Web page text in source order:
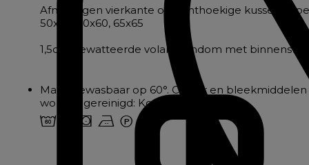
Afmetingen vierkante of rechthoekige
50x70, 60x60, 65x65
1,5cm gewatteerde volant rondom met
Machinewasbaar op 60°. Chloor en
worden gereinigd: Koolwaterstoffen
4 o s b W